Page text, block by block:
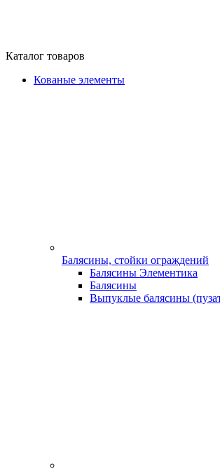
Каталог товаров
Кованые элементы
Балясины, стойки ограждений
Балясины Элементика
Балясины
Выпуклые балясины